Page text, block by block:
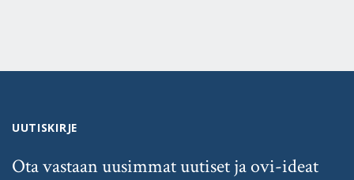
UUTISKIRJE
Ota vastaan uusimmat uutiset ja ovi-ideat